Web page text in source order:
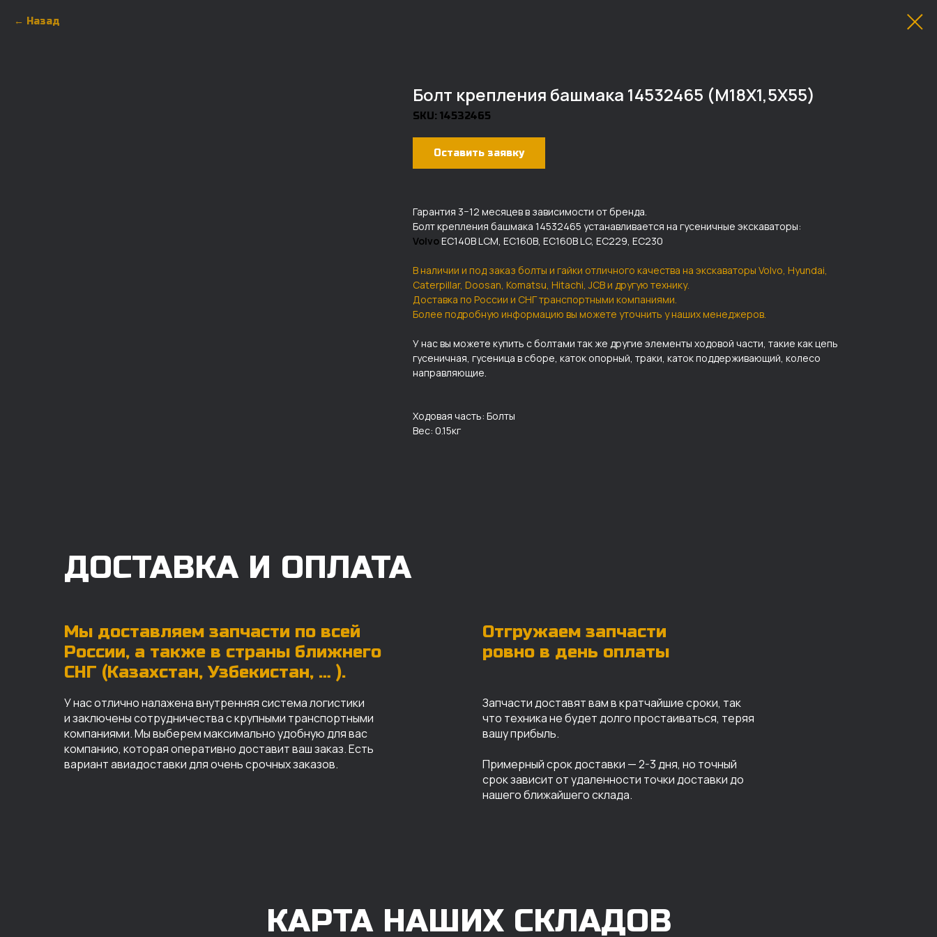
Назад
Болт крепления башмака 14532465 (M18X1,5X55)
SKU: 14532465
Оставить заявку
Гарантия 3−12 месяцев в зависимости от бренда.
Болт крепления башмака 14532465 устанавливается на гусеничные экскаваторы:
VolvoEC140B LCM, EC160B, EC160B LC, EC229, EC230
В наличии и под заказ болты и гайки отличного качества на экскаваторы Volvo, Hyundai,
Caterpillar, Doosan, Komatsu, Hitachi, JCB и другую технику.
Доставка по России и СНГ транспортными компаниями.
Более подробную информацию вы можете уточнить у наших менеджеров.
У нас вы можете купить с болтами так же другие элементы ходовой части, такие как цепь
гусеничная, гусеница в сборе, каток опорный, траки, каток поддерживающий, колесо
направляющие.
Ходовая часть: Болты
Вес: 0.15кг
ДОСТАВКА И ОПЛАТА
Мы доставляем запчасти по всей
России, а также в страны ближнего
СНГ (Казахстан, Узбекистан, … ).
Отгружаем запчасти
ровно в день оплаты
У нас отлично налажена внутренняя система логистики
и заключены сотрудничества с крупными транспортными
компаниями. Мы выберем максимально удобную для вас
компанию, которая оперативно доставит ваш заказ. Есть
вариант авиадоставки для очень срочных заказов.
Запчасти доставят вам в кратчайшие сроки, так
что техника не будет долго простаиваться, теряя
вашу прибыль.
Примерный срок доставки — 2-3 дня, но точный
срок зависит от удаленности точки доставки до
нашего ближайшего склада.
КАРТА НАШИХ СКЛАДОВ